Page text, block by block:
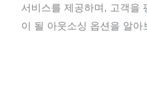
서비스를 제공하며, 고객을
이 될 아웃소싱 옵션을 알아